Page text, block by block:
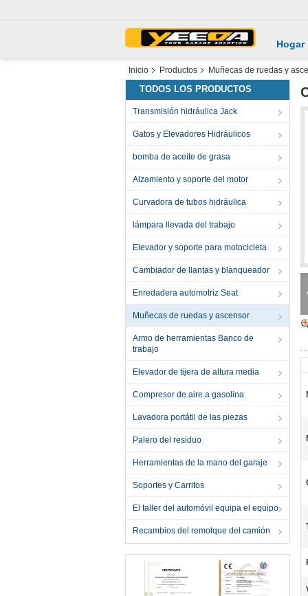
Hogar
Inicio Productos Muñecas de ruedas y
TODOS LOS PRODUCTOS
Transmisión hidráulica Jack
Gatos y Elevadores Hidráulicos
bomba de aceite de grasa
Alzamiento y soporte del motor
Curvadora de tubos hidráulica
lámpara llevada del trabajo
Elevador y soporte para motocicleta
Cambiador de llantas y blanqueador
Enredadera automotriz Seat
Muñecas de ruedas y ascensor
Armo de herramientas Banco de
trabajo
Elevador de tijera de altura media
Compresor de aire a gasolina
Lavadora portátil de las piezas
Palero del residuo
Herramientas de la mano del garaje
Soportes y Carritos
El taller del automóvil equipa el equipo
Recambios del remolque del camión